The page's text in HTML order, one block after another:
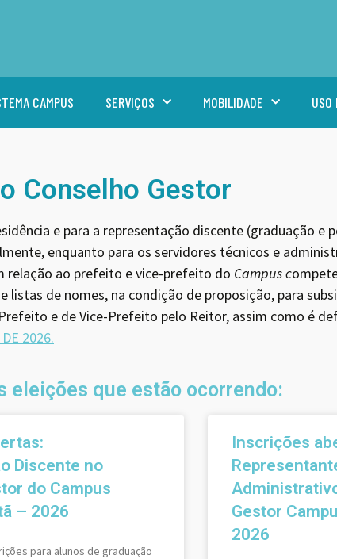
CAMPUS SERVIÇOS MOBILIDADE USO
Conselho Gestor
e para a representação discente (graduação e
enquanto para os servidores técnicos e
relação ao prefeito e vice-prefeito do Campus c
listas de nomes, na condição de proposição, para
e de Vice-Prefeito pelo Reitor, assim como é
2026.
eleições que estão ocorrendo:
Discente no
do Campus
– 2026
para alunos de graduação
Inscrições
Gestor
2026